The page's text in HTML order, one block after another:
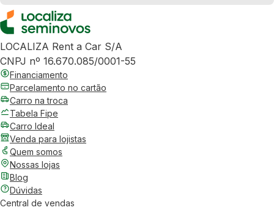
LOCALIZA Rent a Car S/A
CNPJ nº 16.670.085/0001-55
Financiamento
Parcelamento no cartão
Carro na troca
Tabela Fipe
Carro Ideal
Venda para lojistas
Quem somos
Nossas lojas
Blog
Dúvidas
Central de vendas